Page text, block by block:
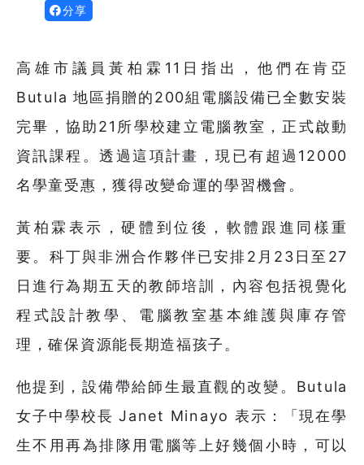
分享
高雄市議員黃柏霖11日指出，他們在肯亞
Butula 地區捐贈的200組電腦設備已全數安裝
完畢，協助21所學校建立電腦教室，正式啟動
資訊課程。透過這項計畫，現已有超過12000
名學童受惠，獲得改變命運的學習機會。
黃柏霖表示，硬體到位後，軟體跟進同樣重
要。科丁與非洲合作夥伴已安排2月23日至27
日進行為期五天的教師培訓，內容包括視覺化
程式設計教學、電腦教室基本維護與庫存管
理，確保資源能長期造福孩子。
他提到，設備帶給師生最直觀的改變。Butula
女子中學校長 Janet Minayo 表示：「現在學
生不用再為排隊用電腦等上好幾個小時，可以